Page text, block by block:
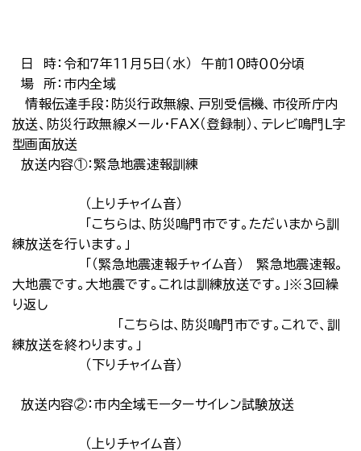
日 時：令和７年１１月５日（水） 午前１０時００分頃
場 所：市内全域
情報伝達手段：防災行政無線、戸別受信機、市役所庁内
放送、防災行政無線メール・ＦＡＸ（登録制）、テレビ鳴門Ｌ字
型画面放送
放送内容①：緊急地震速報訓練
（上りチャイム音）
「こちらは、防災鳴門市です。ただいまから訓
練放送を行います。」
「（緊急地震速報チャイム音） 緊急地震速報。
大地震です。大地震です。これは訓練放送です。」※３回繰
り返し
「こちらは、防災鳴門市です。これで、訓
練放送を終わります。」
（下りチャイム音）
放送内容②：市内全域モーターサイレン試験放送
（上りチャイム音）